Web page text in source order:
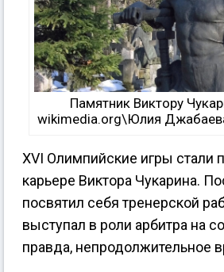
Памятник Виктору
wikimedia.org\Юлия
XVI Олимпийские игры стали
карьере Виктора Чукарина.
посвятил себя тренерской
выступал в роли арбитра на
правда, непродолжительное